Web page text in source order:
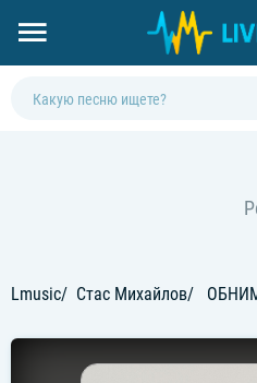
Lmusic Стас Михайлов